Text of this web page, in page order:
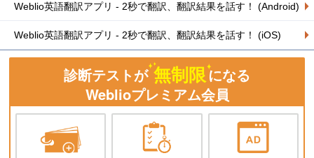
Weblio英語翻訳アプリ - 2秒で翻訳、翻訳結果を話す！ (Android)
Weblio英語翻訳アプリ - 2秒で翻訳、翻訳結果を話す！ (iOS)
診断テストが 無制限になる
Weblioプレミアム会員